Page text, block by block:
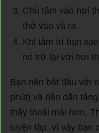
Chú tâm vào hơi
thở vào và ra.
Khi tâm trí bạn
nó trở lại với hơi
Bạn nên bắt đầu với
phút) và dần dần
thấy thoải mái hơn.
luyện tập, vì vậy bạn